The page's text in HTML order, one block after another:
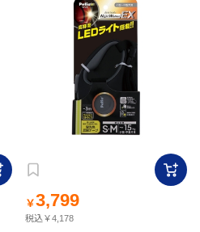
￥3,799
税込￥4,178